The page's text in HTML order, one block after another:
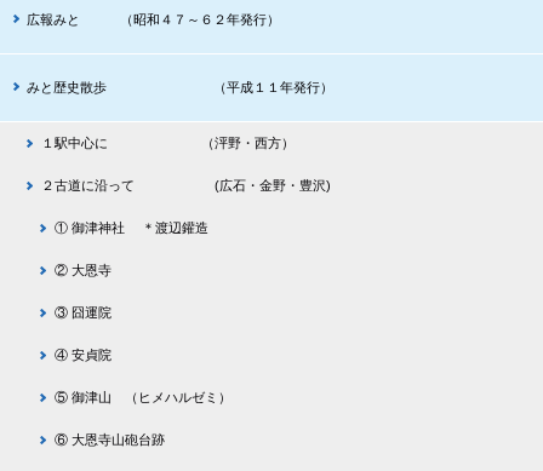
広報みと （昭和４７～６２年発行）
みと歴史散歩 （平成１１年発行）
１駅中心に （泙野・西方）
２古道に沿って (広石・金野・豊沢)
① 御津神社 ＊渡辺鑵造
② 大恩寺
③ 囧運院
④ 安貞院
⑤ 御津山 （ヒメハルゼミ）
⑥ 大恩寺山砲台跡